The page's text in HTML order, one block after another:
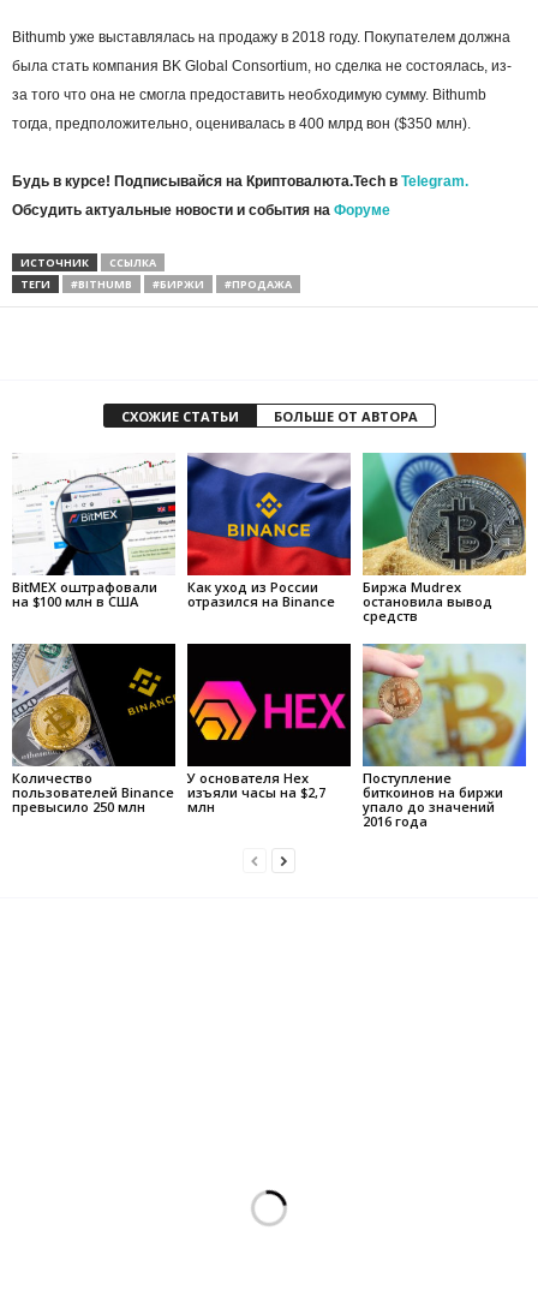
Bithumb уже выставлялась на продажу в 2018 году. Покупателем должна
была стать компания BK Global Consortium, но сделка не состоялась, из-
за того что она не смогла предоставить необходимую сумму. Bithumb
тогда, предположительно, оценивалась в 400 млрд вон ($350 млн).
Будь в курсе! Подписывайся на Криптовалюта.Tech в Telegram.
Обсудить актуальные новости и события на Форуме
ИСТОЧНИК
ССЫЛКА
ТЕГИ
#BITHUMB #БИРЖИ #ПРОДАЖА
СХОЖИЕ СТАТЬИ БОЛЬШЕ ОТ АВТОРА
BitMEX оштрафовали
на $100 млн в США
Как уход из России
отразился на Binance
Биржа Mudrex
остановила вывод
средств
Количество
пользователей Binance
превысило 250 млн
У основателя Hex
изъяли часы на $2,7
млн
Поступление
биткоинов на биржи
упало до значений
2016 года